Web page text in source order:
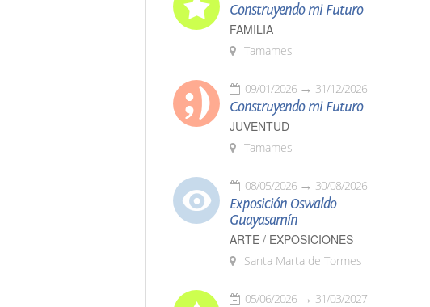
Construyendo mi Futuro
FAMILIA
Tamames
09/01/2026 31/12/2026
Construyendo mi Futuro
JUVENTUD
Tamames
08/05/2026 30/08/2026
Exposición Oswaldo
Guayasamín
ARTE / EXPOSICIONES
Santa Marta de Tormes
05/06/2026 31/03/2027